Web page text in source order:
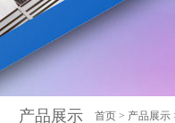
产品展示 首页 > 产品展示